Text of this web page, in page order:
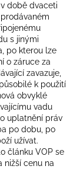
době dvaceti
s jinými
po kterou lze
o záruce za
zavazuje,
k použití
obvyklé
vadu
uplatnění práv
po dobu, po
užívat.
článku VOP se
nižší cenu na